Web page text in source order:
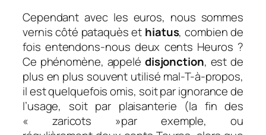
Cependant avec les euros, nous sommes
vernis côté pataquès et hiatus, combien de
fois entendons-nous deux cents Heuros ?
Ce phénomène, appelé disjonction, est de
plus en plus souvent utilisé mal-T-à-propos,
il est quelquefois omis, soit par ignorance de
l’usage, soit par plaisanterie (la fin des
« zaricots »par exemple, ou